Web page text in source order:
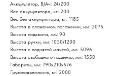
Аккумулятор, В/Ач: 24/200
Вес аккумулятора, кг: 200
Вес без аккумулятора, кг: 1185
Высота в сложенном положении, мм: 2075
Высота подхвата, мм: 90
Высота ручки, мм: 1030/1200
Высота с поднятой мачтой, мм: 5096
Высота свободного подъема, мм: 1550
Габариты, мм: 790х210х576
Грузоподъемность, кг: 2000